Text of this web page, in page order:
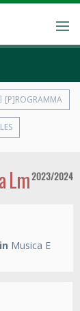
[P]ROGRAMMA
Lm2023/2024
Musica E